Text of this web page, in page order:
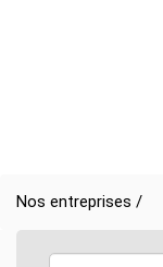
Nos entreprises /